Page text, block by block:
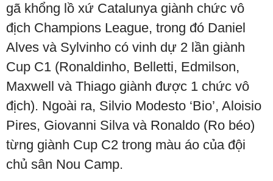
gã khổng lồ xứ Catalunya giành chức vô
địch Champions League, trong đó Daniel
Alves và Sylvinho có vinh dự 2 lần giành
Cup C1 (Ronaldinho, Belletti, Edmilson,
Maxwell và Thiago giành được 1 chức vô
địch). Ngoài ra, Silvio Modesto ‘Bio’, Aloisio
Pires, Giovanni Silva và Ronaldo (Ro béo)
từng giành Cup C2 trong màu áo của đội
chủ sân Nou Camp.